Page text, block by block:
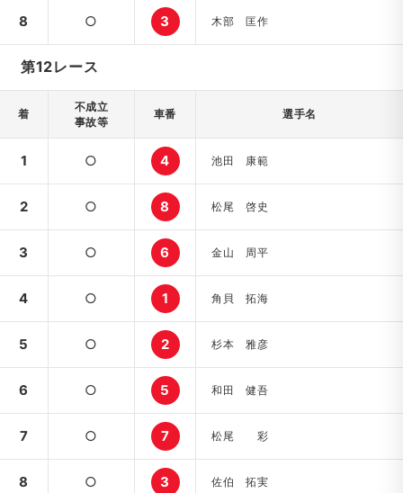
8 ○ 3 木部 匡作
第12レース
着
不成立
事故等
車番 選手名
1 ○ 4 池田 康範
2 ○ 8 松尾 啓史
3 ○ 6 金山 周平
4 ○ 1 角貝 拓海
5 ○ 2 杉本 雅彦
6 ○ 5 和田 健吾
7 ○ 7 松尾 彩
8 ○ 3 佐伯 拓実